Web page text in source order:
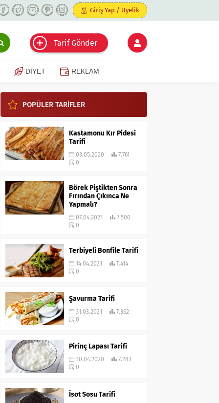
Giriş Yap / Üyelik
Tarif Gönder
DİYET REKLAM
POPÜLER TARİFLER
Kastamonu Kır Pidesi
Tarifi
03.05.2020
7.761
0
Börek Piştikten Sonra
Fırından Çıkınca Ne
Yapmalı?
07.04.2021
7.500
0
Terbiyeli Bonfile Tarifi
14.04.2021
7.414
0
Şavurma Tarifi
31.03.2021
7.362
0
Pirinç Lapası Tarifi
30.04.2020
7.283
0
İsot Sosu Tarifi